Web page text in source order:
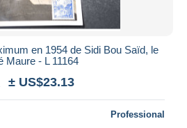
en 1954 de Sidi Bou Saïd, le
Maure - L 11164
± US$23.13
Professional